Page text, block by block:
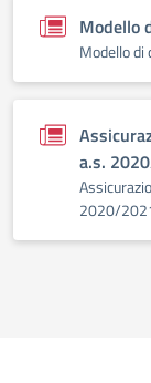
Modello
Modello di
a.s.
2020/